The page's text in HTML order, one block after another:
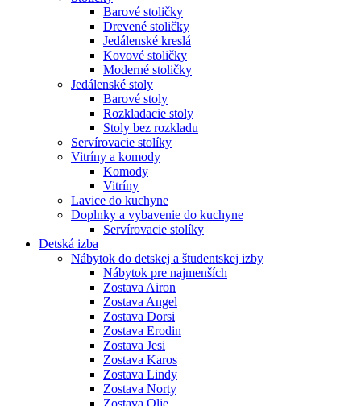
Barové stoličky
Drevené stoličky
Jedálenské kreslá
Kovové stoličky
Moderné stoličky
Jedálenské stoly
Barové stoly
Rozkladacie stoly
Stoly bez rozkladu
Servírovacie stolíky
Vitríny a komody
Komody
Vitríny
Lavice do kuchyne
Doplnky a vybavenie do kuchyne
Servírovacie stolíky
Detská izba
Nábytok do detskej a študentskej izby
Nábytok pre najmenších
Zostava Airon
Zostava Angel
Zostava Dorsi
Zostava Erodin
Zostava Jesi
Zostava Karos
Zostava Lindy
Zostava Norty
Zostava Olje